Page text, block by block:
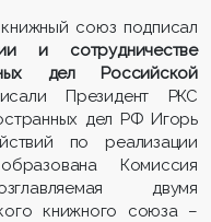
союз подписал
и сотрудничестве
дел Российской
Президент РКС
дел РФ Игорь
по реализации
Комиссия
двумя
книжного союза –